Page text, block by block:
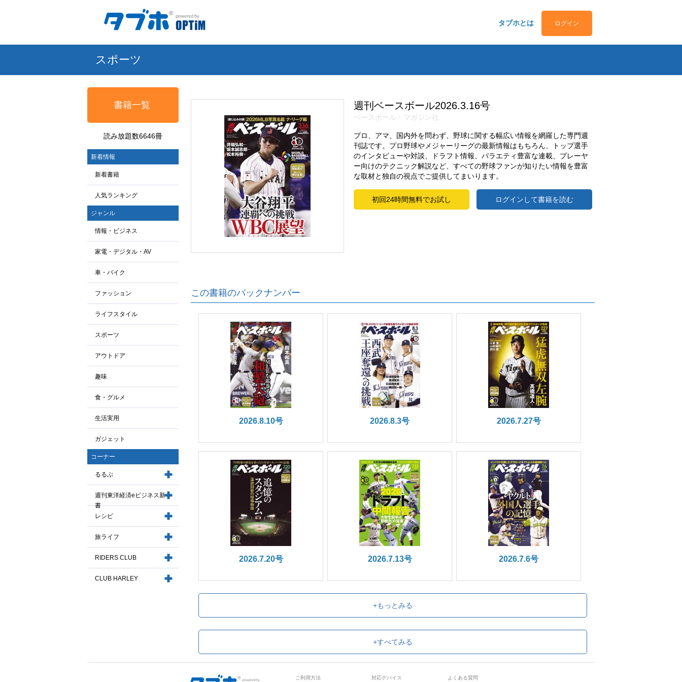
タブホとは ログイン
スポーツ
書籍一覧
読み放題数6646冊
新着情報
新着書籍
人気ランキング
ジャンル
情報・ビジネス
家電・デジタル・AV
車・バイク
ファッション
ライフスタイル
スポーツ
アウトドア
趣味
食・グルメ
生活実用
ガジェット
コーナー
るるぶ
週刊東洋経済eビジネス新
書
レシピ
旅ライフ
RIDERS CLUB
CLUB HARLEY
週刊ベースボール2026.3.16号
ベースボール・マガジン社
プロ、アマ、国内外を問わず、野球に関する幅広い情報を網羅した専門週
刊誌です。プロ野球やメジャーリーグの最新情報はもちろん、トップ選手
のインタビューや対談、ドラフト情報、バラエティ豊富な連載、プレーヤ
ー向けのテクニック解説など、すべての野球ファンが知りたい情報を豊富
な取材と独自の視点でご提供してまいります。
初回24時間無料でお試し ログインして書籍を読む
この書籍のバックナンバー
2026.8.10号 2026.8.3号 2026.7.27号
2026.7.20号 2026.7.13号 2026.7.6号
+もっとみる
+すべてみる
ご利用方法 対応デバイス よくある質問